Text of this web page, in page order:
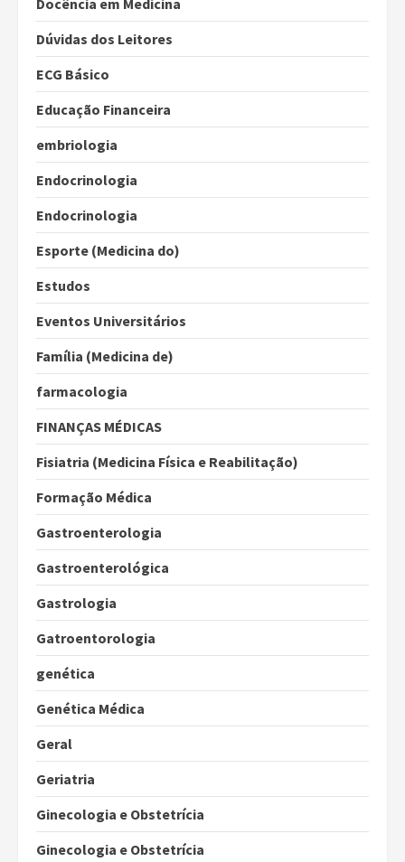
Docência em Medicina
Dúvidas dos Leitores
ECG Básico
Educação Financeira
embriologia
Endocrinologia
Endocrinologia
Esporte (Medicina do)
Estudos
Eventos Universitários
Família (Medicina de)
farmacologia
FINANÇAS MÉDICAS
Fisiatria (Medicina Física e Reabilitação)
Formação Médica
Gastroenterologia
Gastroenterológica
Gastrologia
Gatroentorologia
genética
Genética Médica
Geral
Geriatria
Ginecologia e Obstetrícia
Ginecologia e Obstetrícia